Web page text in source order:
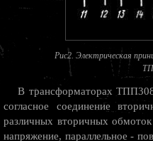
Рис2. Электрическая
В трансформаторах ТПП308
согласное соединение
различных вторичных
напряжение, параллельное -